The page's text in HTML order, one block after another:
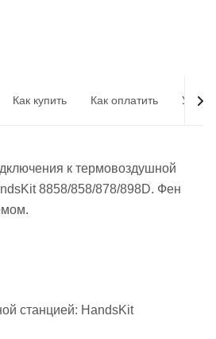
Как купить Как оплатить
к термовоздушной
8858/858/878/898D. Фен
станцией: HandsKit